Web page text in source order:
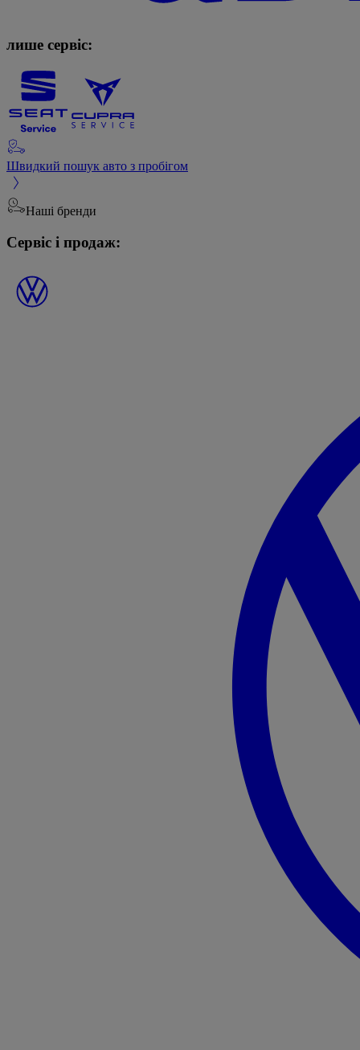
лише сервіс:
Швидкий пошук авто з пробігом
Наші бренди
Сервіс і продаж: